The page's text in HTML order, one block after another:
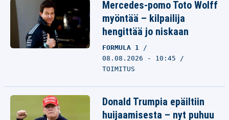
Mercedes-pomo Toto Wolff
myöntää – kilpailija
hengittää jo niskaan
FORMULA 1
08.08.2026 - 10:45
TOIMITUS
Donald Trumpia epäiltiin
huijaamisesta – nyt puhuu